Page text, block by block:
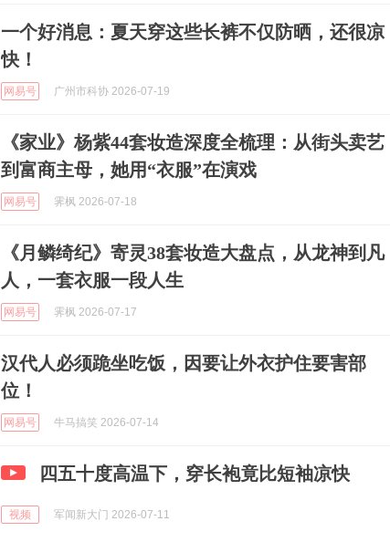
一个好消息：夏天穿这些长裤不仅防晒，还很凉
快！
网易号 广州市科协 2026-07-19
《家业》杨紫44套妆造深度全梳理：从街头卖艺
到富商主母，她用“衣服”在演戏
网易号 霁枫 2026-07-18
《月鳞绮纪》寄灵38套妆造大盘点，从龙神到凡
人，一套衣服一段人生
网易号 霁枫 2026-07-17
汉代人必须跪坐吃饭，因要让外衣护住要害部
位！
网易号 牛马搞笑 2026-07-14
四五十度高温下，穿长袍竟比短袖凉快
视频 军闻新大门 2026-07-11